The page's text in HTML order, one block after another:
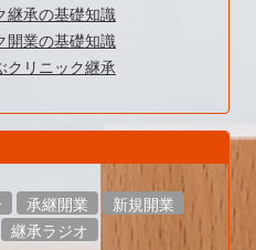
継承の基礎知識
開業の基礎知識
クリニック継承
承継開業
新規開業
継承ラジオ